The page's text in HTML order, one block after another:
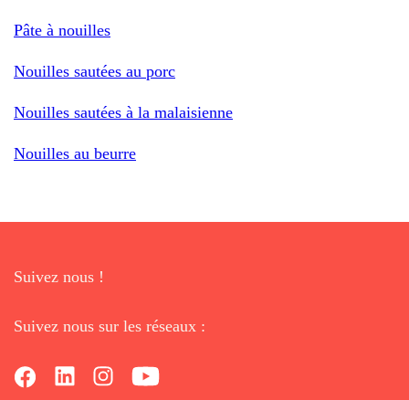
Pâte à nouilles
Nouilles sautées au porc
Nouilles sautées à la malaisienne
Nouilles au beurre
Suivez nous !
Suivez nous sur les réseaux :